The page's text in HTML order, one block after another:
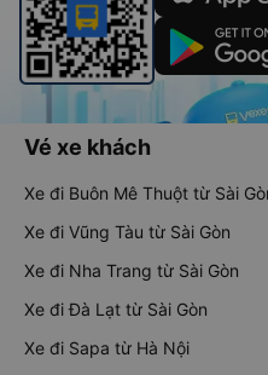
Vé xe khách
Xe đi Buôn Mê Thuột từ Sài
Xe đi Vũng Tàu từ Sài Gòn
Xe đi Nha Trang từ Sài Gòn
Xe đi Đà Lạt từ Sài Gòn
Xe đi Sapa từ Hà Nội